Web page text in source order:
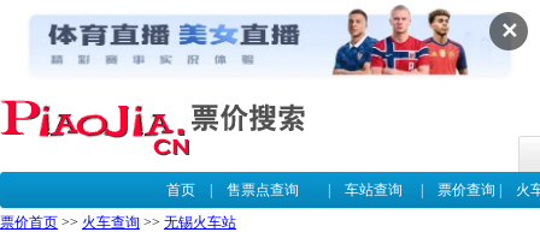
✕
首页| 售票点查询 | 车站查询 | 票价查询 |
火
票价首页 >> 火车查询 >> 无锡火车站